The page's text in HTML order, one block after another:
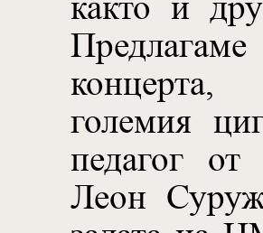
големия
педагог от
Леон